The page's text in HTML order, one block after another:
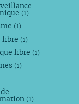
(1)
(1)
libre (1)
libre (1)
(1)
(1)